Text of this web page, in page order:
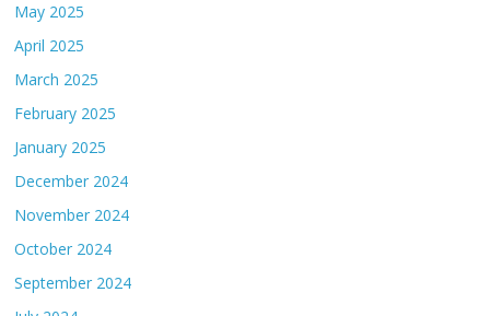
May 2025
April 2025
March 2025
February 2025
January 2025
December 2024
November 2024
October 2024
September 2024